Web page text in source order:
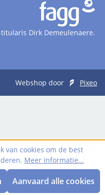
Dirk Demeulenaere.
Webshop door Pixeo
van cookies om de best
Meer informatie...
Aanvaard alle cookies